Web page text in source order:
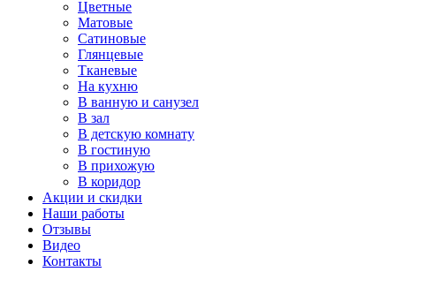
Цветные
Матовые
Сатиновые
Глянцевые
Тканевые
На кухню
В ванную и санузел
В зал
В детскую комнату
В гостиную
В прихожую
В коридор
Акции и скидки
Наши работы
Отзывы
Видео
Контакты